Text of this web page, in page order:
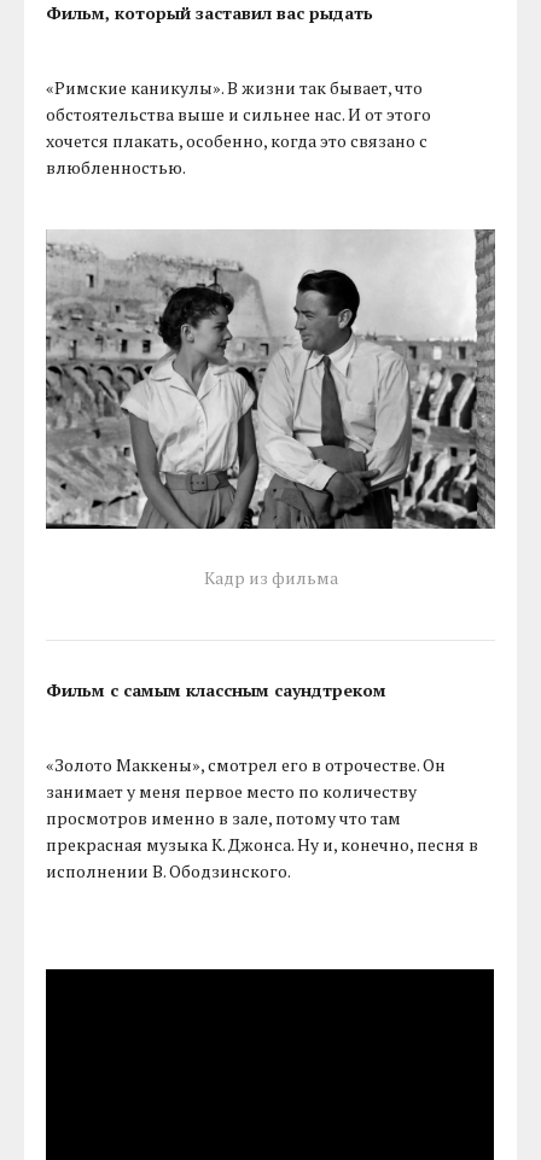
Фильм, который заставил вас рыдать
«Римские каникулы». В жизни так бывает, что
обстоятельства выше и сильнее нас. И от этого
хочется плакать, особенно, когда это связано с
влюбленностью.
Кадр из фильма
Фильм с самым классным саундтреком
«Золото Маккены», смотрел его в отрочестве. Он
занимает у меня первое место по количеству
просмотров именно в зале, потому что там
прекрасная музыка К. Джонса. Ну и, конечно, песня в
исполнении В. Ободзинского.